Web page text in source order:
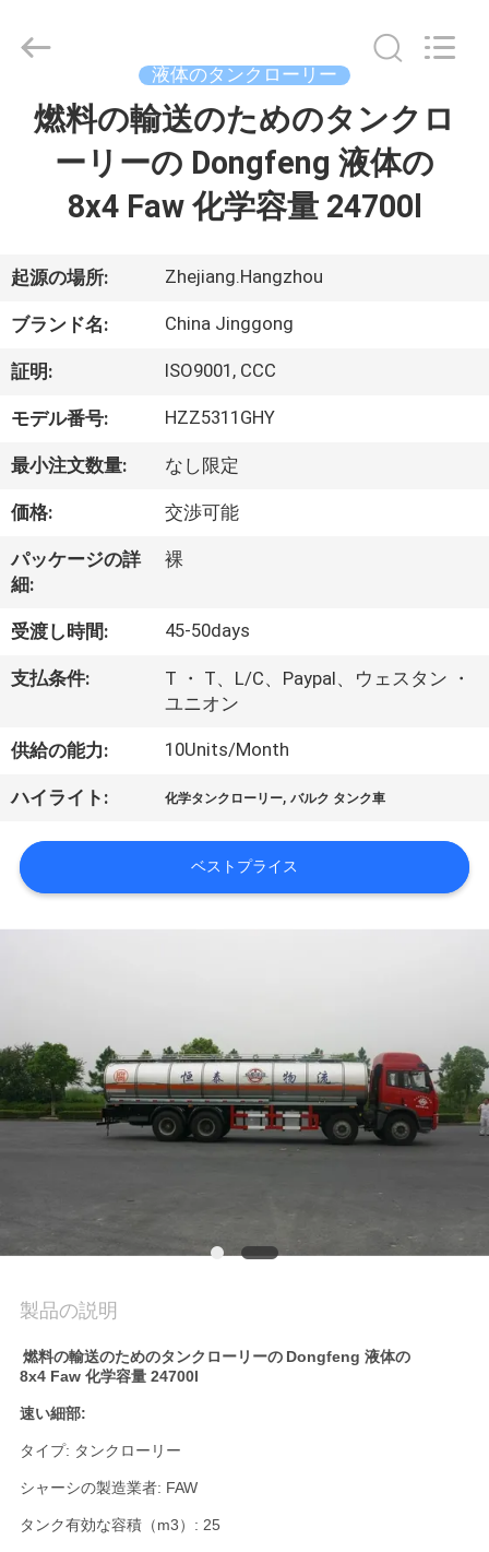
ダ
ク
ト
私
に
つ
い
て
工
場
行
管
理
に
絡
し
な
さ
い
2013
PURPOSE
VEHICLE
液体のタンクローリー
燃料の輸送のためのタンクロ
ーリーの Dongfeng 液体の
8x4 Faw 化学容量 24700l
起源の場所: Zhejiang.Hangzhou
ブランド名: China Jinggong
証明: ISO9001, CCC
モデル番号: HZZ5311GHY
最小注文数量: なし限定
価格: 交渉可能
パッケージの詳
細:
裸
受渡し時間: 45-50days
支払条件:
T ・ T、L/C、Paypal、ウェスタン ・
ユニオン
供給の能力: 10Units/Month
ハイライト: 化学タンクローリー,バルク タンク車
ベストプライス
製品の説明
燃料の輸送のためのタンクローリーの Dongfeng 液体の
8x4 Faw 化学容量 24700l
速い細部:
タイプ: タンクローリー
シャーシの製造業者: FAW
タンク有効な容積（m3）: 25